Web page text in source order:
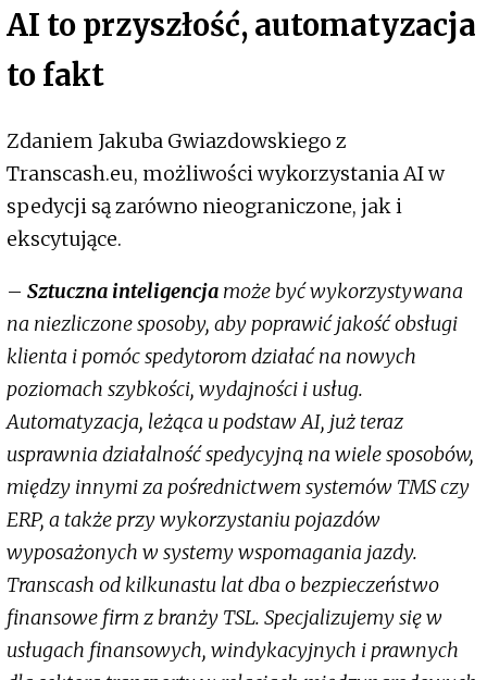
AI to przyszłość, automatyzacja
to fakt
Zdaniem Jakuba Gwiazdowskiego z
Transcash.eu, możliwości wykorzystania AI w
spedycji są zarówno nieograniczone, jak i
ekscytujące.
– Sztuczna inteligencja może być wykorzystywana
na niezliczone sposoby, aby poprawić jakość obsługi
klienta i pomóc spedytorom działać na nowych
poziomach szybkości, wydajności i usług.
Automatyzacja, leżąca u podstaw AI, już teraz
usprawnia działalność spedycyjną na wiele sposobów,
między innymi za pośrednictwem systemów TMS czy
ERP, a także przy wykorzystaniu pojazdów
wyposażonych w systemy wspomagania jazdy.
Transcash od kilkunastu lat dba o bezpieczeństwo
finansowe firm z branży TSL. Specjalizujemy się w
usługach finansowych, windykacyjnych i prawnych